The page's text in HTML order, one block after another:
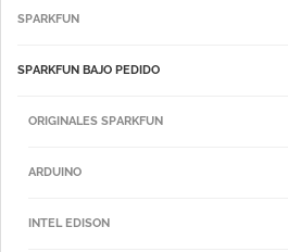
SPARKFUN
SPARKFUN BAJO PEDIDO
ORIGINALES SPARKFUN
ARDUINO
INTEL EDISON